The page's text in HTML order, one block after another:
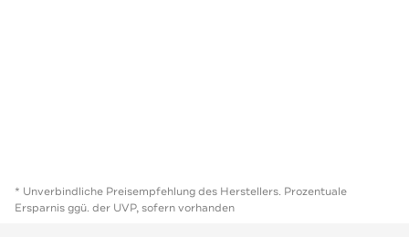
* Unverbindliche Preisempfehlung des Herstellers. Prozentuale
Ersparnis ggü. der UVP, sofern vorhanden